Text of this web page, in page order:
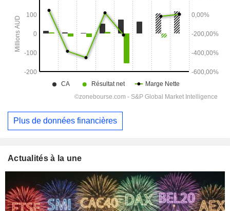
Plus de données financières
Actualités à la une